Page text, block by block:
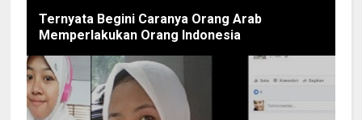
Ternyata Begini Caranya Orang Arab
Memperlakukan Orang Indonesia